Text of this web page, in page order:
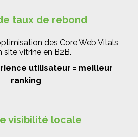
taux de rebond
des Core Web Vitals
site vitrine en B2B.
utilisateur = meilleur
ranking
visibilité locale